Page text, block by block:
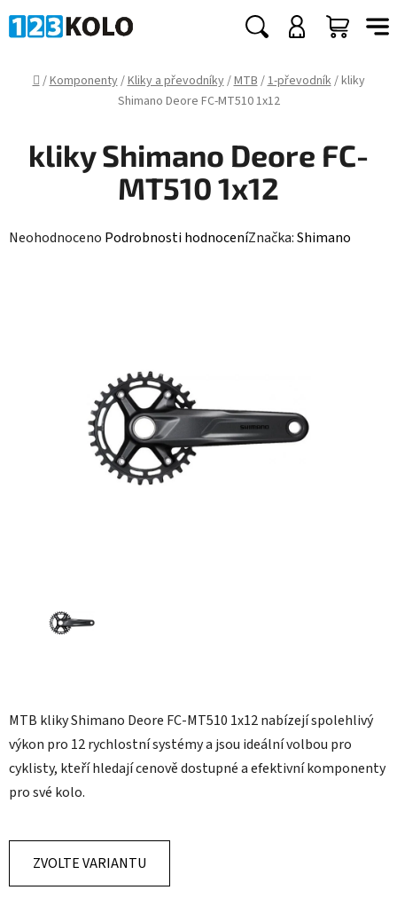
na
Hledat
KOŠÍK
Domů
/Komponenty/Kliky a převodníky/MTB/1-převodník/kliky
Shimano Deore FC-MT510 1x12
MTB kliky Shimano Deore FC-MT510 1x12 nabízejí spolehlivý
výkon pro 12 rychlostní systémy a jsou ideální volbou pro
cyklisty, kteří hledají cenově dostupné a efektivní komponenty
pro své kolo.
ZVOLTE VARIANTU
kliky Shimano Deore FC-
MT510 1x12
Průměrné
Neohodnoceno Podrobnosti hodnoceníZnačka:Shimano